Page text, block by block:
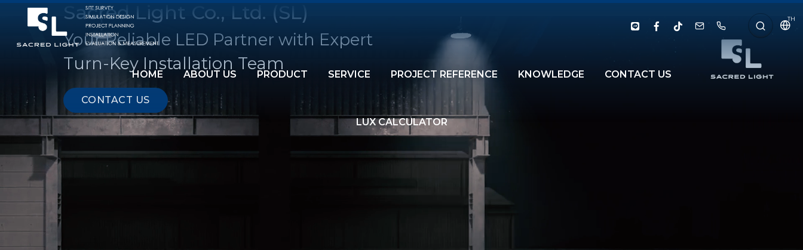
TH
HOME ABOUT US PRODUCT SERVICE PROJECT REFERENCE KNOWLEDGE CONTACT US
LUX CALCULATOR
Sacred Light Co., Ltd. (SL)
Your Reliable LED Partner with Expert
Turn-Key Installation Team
CONTACT US